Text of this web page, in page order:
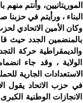
الموريتانيين، وأنتم
البناء ، ورأيتم في
وكان الأمين الاتحادي
بالمنضمين الجدد حيث
والديمقراطية حركة
الولاية ، وقد جاء
الاستعدادات الجارية
في حزب الاتحاد يقول
الانجازات الوطنية